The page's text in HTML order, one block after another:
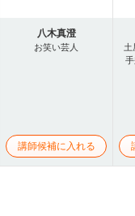
八木真澄
お笑い芸人
講師候補に入れる
土